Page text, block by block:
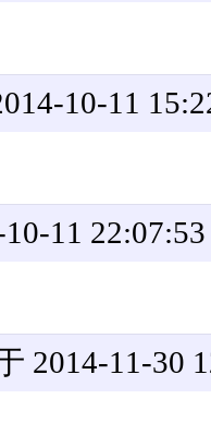
10-11
11 22:07:53
2014-11-30